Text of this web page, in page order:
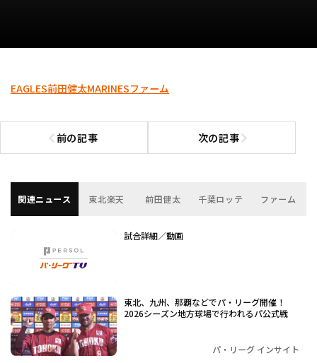
EAGLES前田健太MARINESファーム
前の記事
前の記事へ 次の記事次の記事へ
関連ニュース 東北楽天 前田健太 千葉ロッテ ファーム
試合詳細／動画
東北、九州、那覇などでパ・リーグ開催！
2026シーズン地方球場で行われるパ公式戦
パ・リーグ インサイト